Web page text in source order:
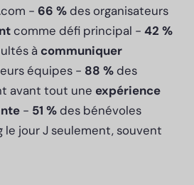
- 66 %des organisateurs
comme défi principal - 42 %
à communiquer
équipes - 88 %des
avant tout une expérience
- 51 %des bénévoles
jour J seulement, souvent